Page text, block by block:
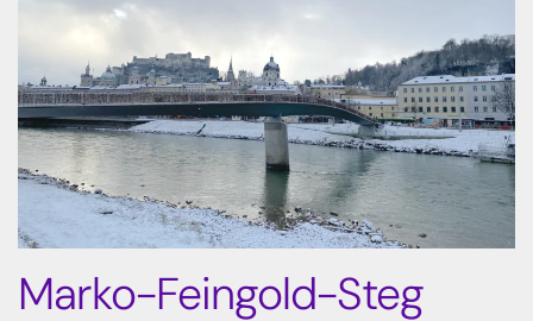
Marko-Feingold-Steg